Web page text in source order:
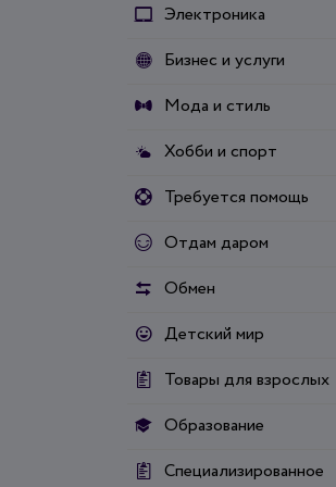
Электроника
Бизнес и услуги
Мода и стиль
Хобби и спорт
Требуется помощь
Отдам даром
Обмен
Детский мир
Товары для взрослых
Образование
Специализированное